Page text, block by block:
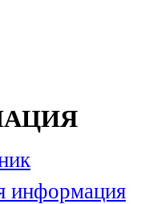
информация